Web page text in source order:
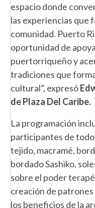
espacio donde
las experiencias que
comunidad. Puerto
oportunidad de
puertorriqueño y
tradiciones que
cultural”, expresó
de Plaza Del Caribe.
La programación
participantes de
tejido, macramé,
bordado Sashiko,
sobre el poder
creación de
los beneficios de la